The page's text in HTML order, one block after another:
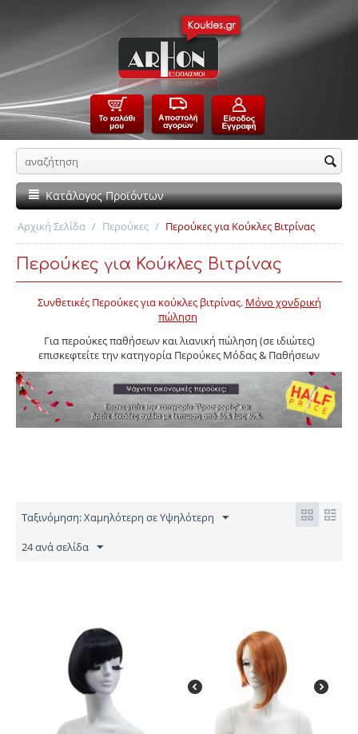
Κατάλογος Προϊόντων
Αρχική Σελίδα / Περούκες / Περούκες για Κούκλες Βιτρίνας
Περούκες για Κούκλες Βιτρίνας
Συνθετικές Περούκες για κούκλες βιτρίνας. Μόνο χονδρική
πώληση
Για περούκες παθήσεων και λιανική πώληση (σε ιδιώτες)
επισκεφτείτε την κατηγορία Περούκες Μόδας & Παθήσεων
Ταξινόμηση: Χαμηλότερη σε Υψηλότερη
24 ανά σελίδα